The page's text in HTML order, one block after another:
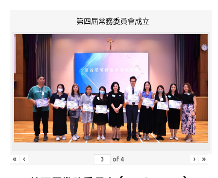
第四屆常務委員會成立
« ‹ of 4 › »